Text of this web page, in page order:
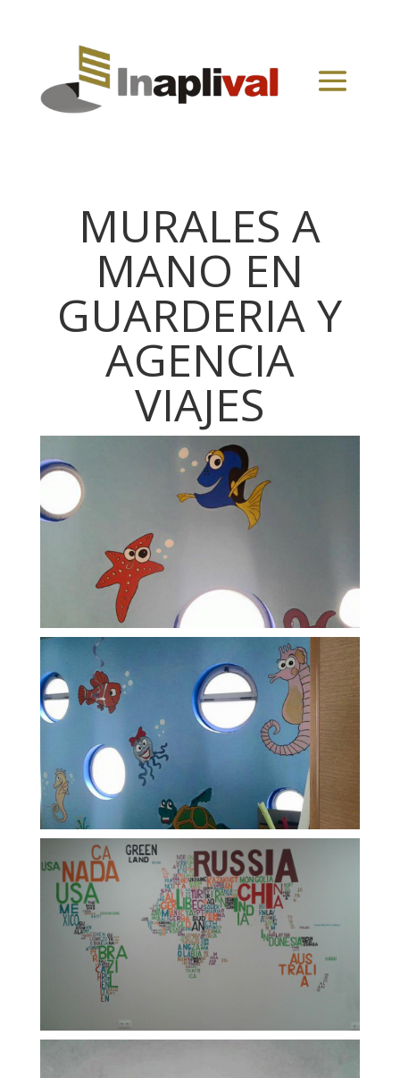
MURALES A
MANO EN
GUARDERIA Y
AGENCIA
VIAJES